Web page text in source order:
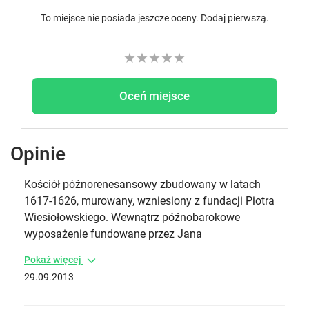
To miejsce nie posiada jeszcze oceny. Dodaj pierwszą.
★
★
★
★
★
Oceń miejsce
Opinie
Kościół późnorenesansowy zbudowany w latach
1617-1626, murowany, wzniesiony z fundacji Piotra
Wiesiołowskiego. Wewnątrz późnobarokowe
wyposażenie fundowane przez Jana
Pokaż więcej
29.09.2013